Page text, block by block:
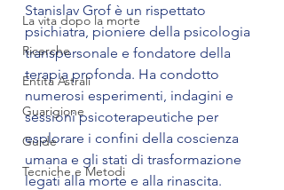
La vita dopo la morte
Ricerche
Entità Astrali
Guarigione
Guide
Tecniche e Metodi
Stanislav Grof è un rispettato
psichiatra, pioniere della psicologia
transpersonale e fondatore della
terapia profonda. Ha condotto
numerosi esperimenti, indagini e
sessioni psicoterapeutiche per
esplorare i confini della coscienza
umana e gli stati di trasformazione
legati alla morte e alla rinascita.